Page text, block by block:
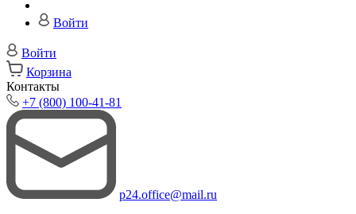
Войти
Войти
Корзина
Контакты
+7 (800) 100-41-81
p24.office@mail.ru